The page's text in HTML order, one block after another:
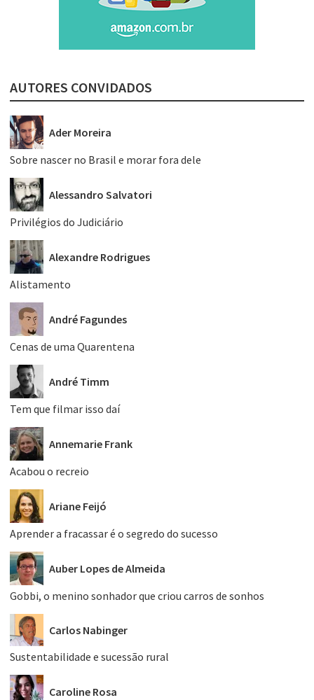
AUTORES CONVIDADOS
Ader Moreira
Sobre nascer no Brasil e morar fora dele
Alessandro Salvatori
Privilégios do Judiciário
Alexandre Rodrigues
Alistamento
André Fagundes
Cenas de uma Quarentena
André Timm
Tem que filmar isso daí
Annemarie Frank
Acabou o recreio
Ariane Feijó
Aprender a fracassar é o segredo do sucesso
Auber Lopes de Almeida
Gobbi, o menino sonhador que criou carros de sonhos
Carlos Nabinger
Sustentabilidade e sucessão rural
Caroline Rosa